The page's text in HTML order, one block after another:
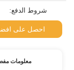
شروط الدفع:
احصل على
معلومات